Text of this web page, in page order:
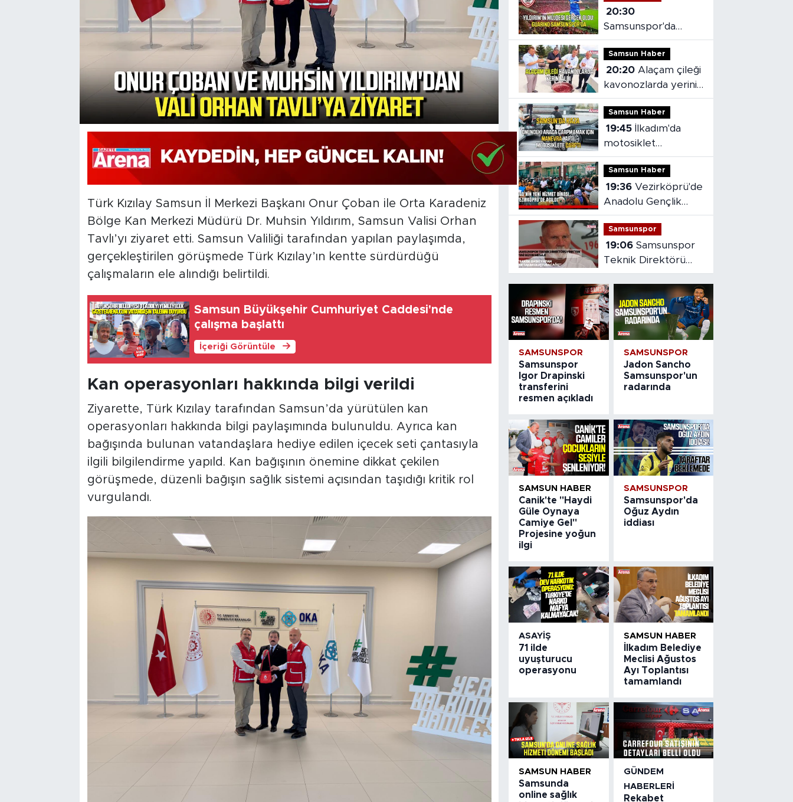
Türk Kızılay Samsun İl Merkezi Başkanı Onur Çoban ile Orta Karadeniz
Bölge Kan Merkezi Müdürü Dr. Muhsin Yıldırım, Samsun Valisi Orhan
Tavlı’yı ziyaret etti. Samsun Valiliği tarafından yapılan paylaşımda,
gerçekleştirilen görüşmede Türk Kızılay’ın kentte sürdürdüğü
çalışmaların ele alındığı belirtildi.
Samsun Büyükşehir Cumhuriyet Caddesi'nde
çalışma başlattı
İçeriği Görüntüle
Kan operasyonları hakkında bilgi verildi
Ziyarette, Türk Kızılay tarafından Samsun’da yürütülen kan
operasyonları hakkında bilgi paylaşımında bulunuldu. Ayrıca kan
bağışında bulunan vatandaşlara hediye edilen içecek seti çantasıyla
ilgili bilgilendirme yapıld. Kan bağışının önemine dikkat çekilen
görüşmede, düzenli bağışın sağlık sistemi açısından taşıdığı kritik rol
vurgulandı.
20:30
Samsunspor'da
Gabriele dönemi
başladı
Samsun Haber
20:20 Alaçam çileği
kavonozlarda yerini
aldı
Samsun Haber
19:45
motosiklet
kazasında sürücü
yaralandı
Samsun Haber
19:36
Anadolu Gençlik
Derneği'nin yeni
hizmet binası açıldı
Samsunspor
19:06 Samsunspor
Teknik Direktörü
Fink'ten yeni sezon
mesajı
SAMSUNSPOR
Samsunspor
Igor Drapinski
transferini
resmen açıkladı
SAMSUNSPOR
Jadon Sancho
Samsunspor'un
radarında
SAMSUN HABER
Canik'te "Haydi
Güle Oynaya
Camiye Gel"
Projesine yoğun
ilgi
SAMSUNSPOR
Samsunspor'da
Oğuz Aydın
iddiası
ASAYIŞ
71 ilde
uyuşturucu
operasyonu
SAMSUN HABER
İlkadım Belediye
Meclisi Ağustos
Ayı Toplantısı
tamamlandı
SAMSUN HABER
Samsunda
online sağlık
GÜNDEM
HABERLERI
Rekabet